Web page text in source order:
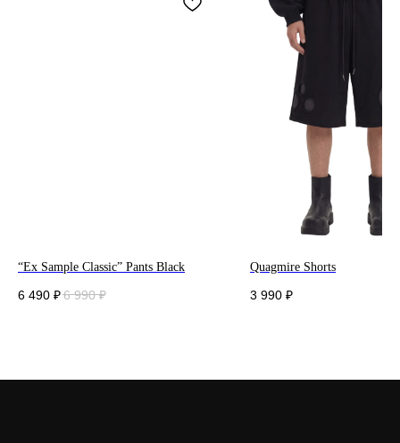
“Ex Sample Classic” Pants Black
6 490 ₽6 990 ₽
Quagmire Shorts
3 990 ₽